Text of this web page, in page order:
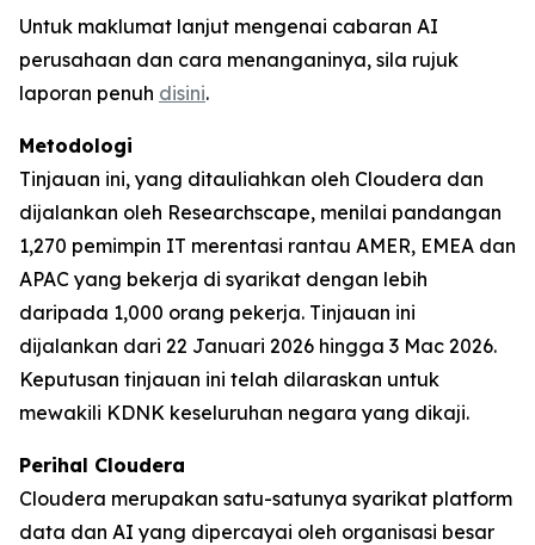
Untuk maklumat lanjut mengenai cabaran AI
perusahaan dan cara menanganinya, sila rujuk
laporan penuh disini.
Metodologi
Tinjauan ini, yang ditauliahkan oleh Cloudera dan
dijalankan oleh Researchscape, menilai pandangan
1,270 pemimpin IT merentasi rantau AMER, EMEA dan
APAC yang bekerja di syarikat dengan lebih
daripada 1,000 orang pekerja. Tinjauan ini
dijalankan dari 22 Januari 2026 hingga 3 Mac 2026.
Keputusan tinjauan ini telah dilaraskan untuk
mewakili KDNK keseluruhan negara yang dikaji.
Perihal Cloudera
Cloudera merupakan satu-satunya syarikat platform
data dan AI yang dipercayai oleh organisasi besar